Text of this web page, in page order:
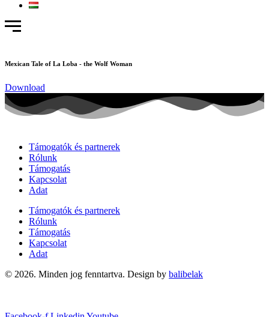
Mexican Tale of La Loba - the Wolf Woman
Download
Támogatók és partnerek
Rólunk
Támogatás
Kapcsolat
Adat
Támogatók és partnerek
Rólunk
Támogatás
Kapcsolat
Adat
© 2026. Minden jog fenntartva. Design by balibelak